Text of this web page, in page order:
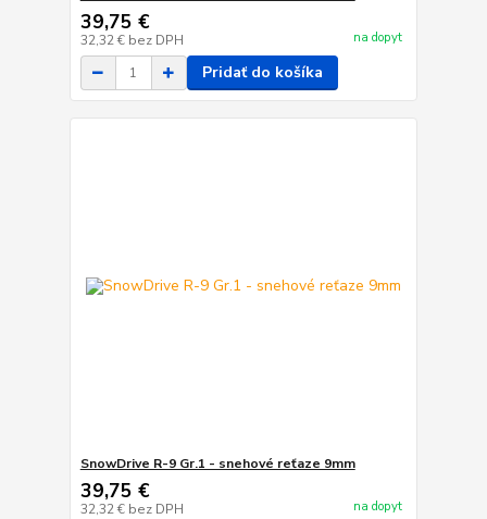
39,75 €
32,32 € bez DPH na dopyt
Pridať do košíka
SnowDrive R-9 Gr.1 - snehové reťaze 9mm
39,75 €
32,32 € bez DPH na dopyt